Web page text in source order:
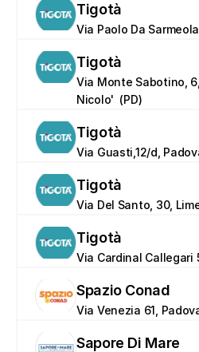
Tigotà
Via Paolo Da
Tigotà
Via Monte Sabotino,
Nicolo'  (PD)
Tigotà
Via Guasti,12/d,
Tigotà
Via Del Santo, 30,
Tigotà
Via Cardinal Callegari
Spazio Conad
Via Venezia 61,
Sapore Di Mare